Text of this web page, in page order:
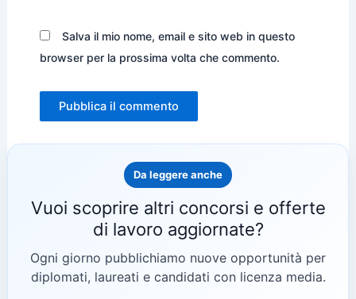
Salva il mio nome, email e sito web in questo
browser per la prossima volta che commento.
Da leggere anche
Vuoi scoprire altri concorsi e offerte
di lavoro aggiornate?
Ogni giorno pubblichiamo nuove opportunità per
diplomati, laureati e candidati con licenza media.